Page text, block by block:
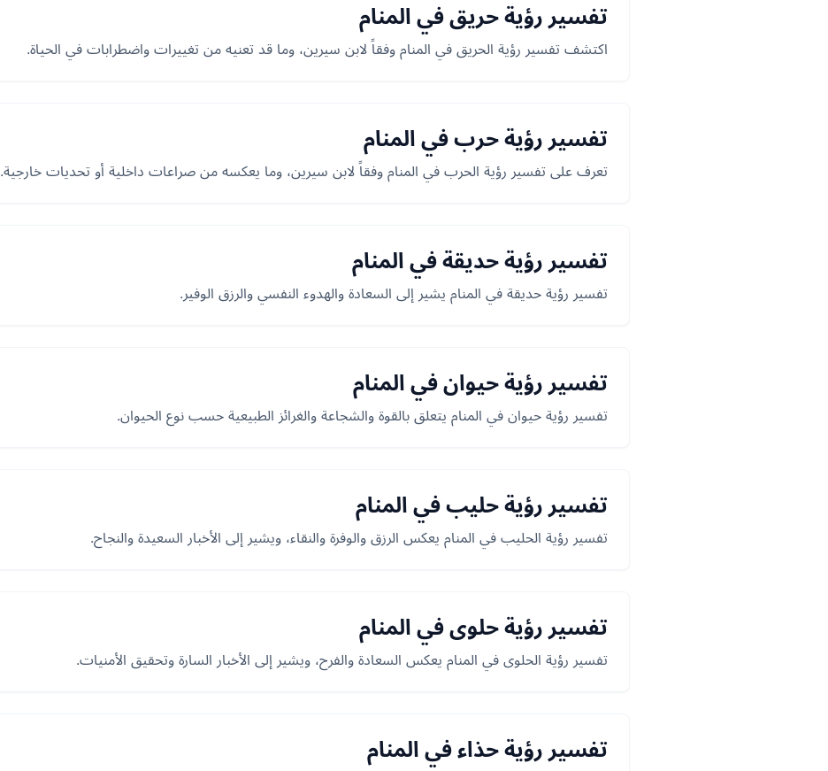
تفسير رؤية حريق في المنام
اكتشف تفسير رؤية الحريق في المنام وفقاً لابن سيرين، وما قد تعنيه من تغييرات واضطرابات في الحياة.
تفسير رؤية حرب في المنام
تعرف على تفسير رؤية الحرب في المنام وفقاً لابن سيرين، وما يعكسه من صراعات داخلية أو تحديات خارجية.
تفسير رؤية حديقة في المنام
تفسير رؤية حديقة في المنام يشير إلى السعادة والهدوء النفسي والرزق الوفير.
تفسير رؤية حيوان في المنام
تفسير رؤية حيوان في المنام يتعلق بالقوة والشجاعة والغرائز الطبيعية حسب نوع الحيوان.
تفسير رؤية حليب في المنام
تفسير رؤية الحليب في المنام يعكس الرزق والوفرة والنقاء، ويشير إلى الأخبار السعيدة والنجاح.
تفسير رؤية حلوى في المنام
تفسير رؤية الحلوى في المنام يعكس السعادة والفرح، ويشير إلى الأخبار السارة وتحقيق الأمنيات.
تفسير رؤية حذاء في المنام